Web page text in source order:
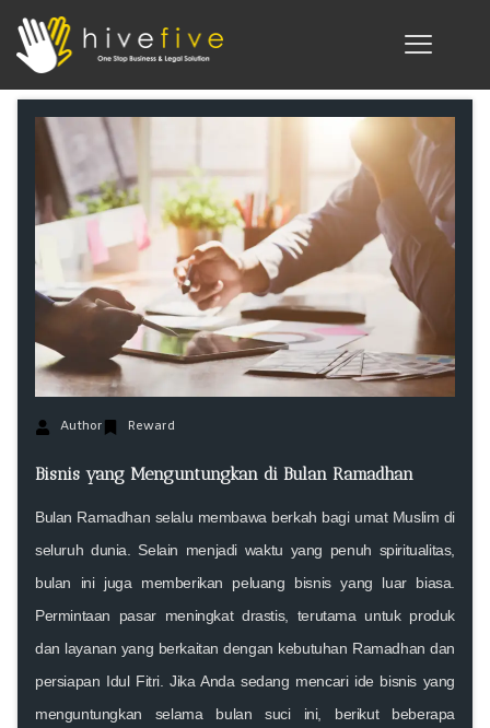
Author Reward
Bisnis yang Menguntungkan di Bulan Ramadhan
Bulan Ramadhan selalu membawa berkah bagi umat Muslim di
seluruh dunia. Selain menjadi waktu yang penuh spiritualitas,
bulan ini juga memberikan peluang bisnis yang luar biasa.
Permintaan pasar meningkat drastis, terutama untuk produk
dan layanan yang berkaitan dengan kebutuhan Ramadhan dan
persiapan Idul Fitri. Jika Anda sedang mencari ide bisnis yang
menguntungkan selama bulan suci ini, berikut beberapa